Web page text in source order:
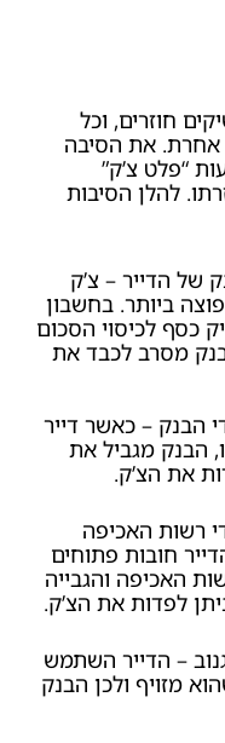
חוזרים, וכל
אחרת. את הסיבה
“פלט צ’ק”
להלן הסיבות
של הדייר – צ’ק
ביותר. בחשבון
כסף לכיסוי הסכום
מסרב לכבד את
הבנק – כאשר דייר
הבנק מגביל את
את הצ’ק.
רשות האכיפה
חובות פתוחים
האכיפה והגבייה
לפדות את הצ’ק.
– הדייר השתמש
מזויף ולכן הבנק